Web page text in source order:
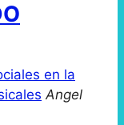
en la
Angel